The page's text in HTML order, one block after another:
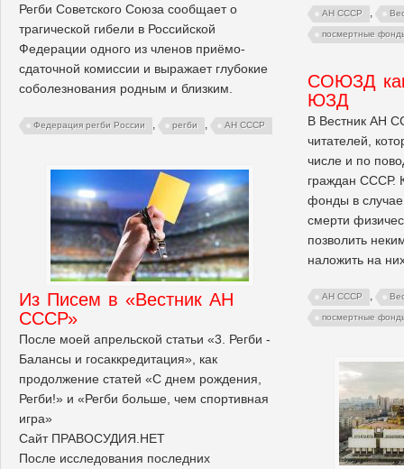
Регби Советского Союза сообщает о
трагической гибели в Российской
Федерации одного из членов приёмо-
сдаточной комиссии и выражает глубокие
соболезнования родным и близким.
Федерация регби России , регби , АН СССР
АН СССР ,
посмертные
СОЮЗД
ЮЗД
В Вестник АН
читателей,
числе и по
граждан СССР.
фонды в случае
смерти
позволить
наложить на
АН СССР ,
посмертные
Из Писем в «Вестник АН
СССР»
После моей апрельской статьи «3. Регби -
Балансы и госаккредитация», как
продолжение статей «С днем рождения,
Регби!» и «Регби больше, чем спортивная
игра»
Сайт ПРАВОСУДИЯ.НЕТ
После исследования последних